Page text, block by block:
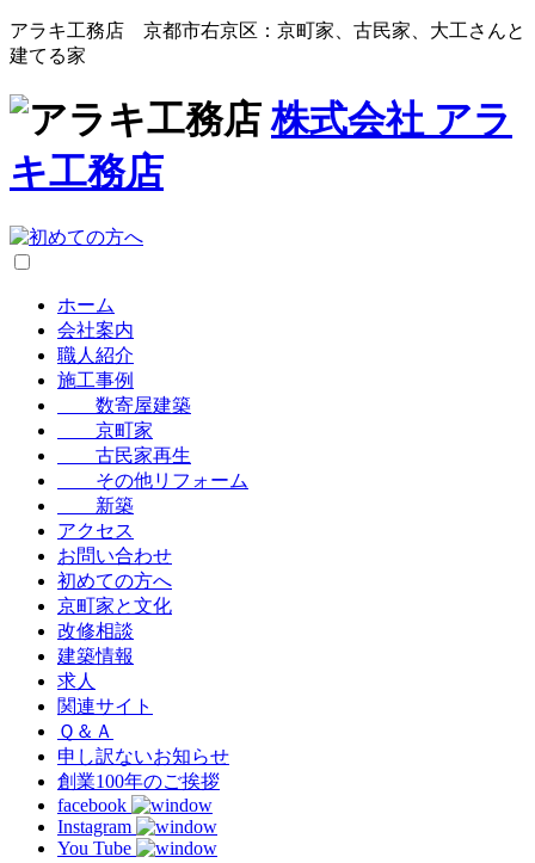
アラキ工務店 京都市右京区：京町家、古民家、大工さんと
建てる家
株式会社 アラ
キ工務店
ホーム
会社案内
職人紹介
施工事例
数寄屋建築
京町家
古民家再生
その他リフォーム
新築
アクセス
お問い合わせ
初めての方へ
京町家と文化
改修相談
建築情報
求人
関連サイト
Ｑ＆Ａ
申し訳ないお知らせ
創業100年のご挨拶
facebook
Instagram
You Tube